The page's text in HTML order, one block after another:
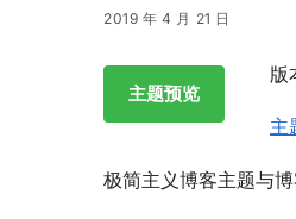
2019 年 4 月 21 日
主题预览
版
主
极简主义博客主题与